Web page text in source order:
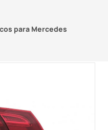
para Mercedes